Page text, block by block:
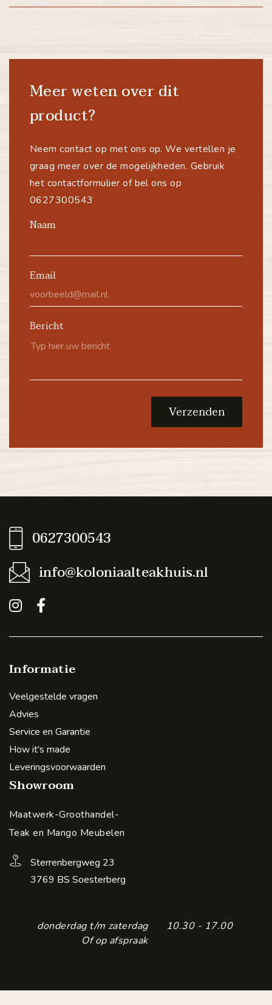
Meer weten over dit
product?
Neem contact op met ons op. We vertellen je
graag meer over de mogelijkheden. Gebruik
het contactformulier of bel ons op
0627300543
Naam
Email
Bericht
Verzenden
0627300543
info@koloniaalteakhuis.nl
Informatie
Veelgestelde vragen
Advies
Service en Garantie
How it's made
Leveringsvoorwaarden
Showroom
Maatwerk-Groothandel-
Teak en Mango Meubelen
Sterrenbergweg 23
3769 BS Soesterberg
donderdag t/m zaterdag
10.30 - 17.00
Of op afspraak